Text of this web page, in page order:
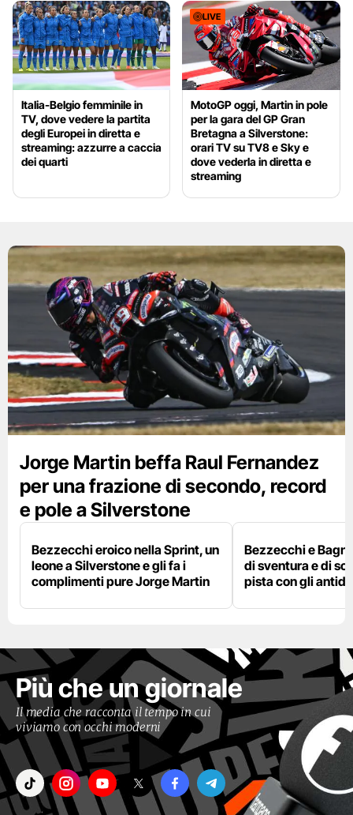
Italia-Belgio femminile in
TV, dove vedere la partita
degli Europei in diretta e
streaming: azzurre a caccia
dei quarti
LIVE
MotoGP oggi, Martin in pole
per la gara del GP Gran
Bretagna a Silverstone:
orari TV su TV8 e Sky e
dove vederla in diretta e
streaming
Jorge Martin beffa Raul Fernandez
per una frazione di secondo, record
e pole a Silverstone
Bezzecchi eroico nella Sprint, un
leone a Silverstone e gli fa i
complimenti pure Jorge Martin
Bezzecchi e
di sventura e di
pista con gli
Più che un giornale
Il media che racconta il tempo in cui
viviamo con occhi moderni